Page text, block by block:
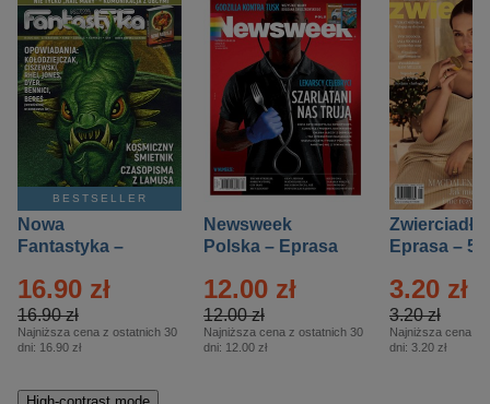
BESTSELLER
Nowa
Fantastyka –
16.90 zł
16.90 zł
Najniższa cena z ostatnich 30
dni: 16.90 zł
Newsweek
Polska – Eprasa
12.00 zł
12.00 zł
Najniższa cena z ostatnich 30
dni: 12.00 zł
Zwierciadło
Eprasa – 5/
3.20 zł
3.20 zł
Najniższa cena z
dni: 3.20 zł